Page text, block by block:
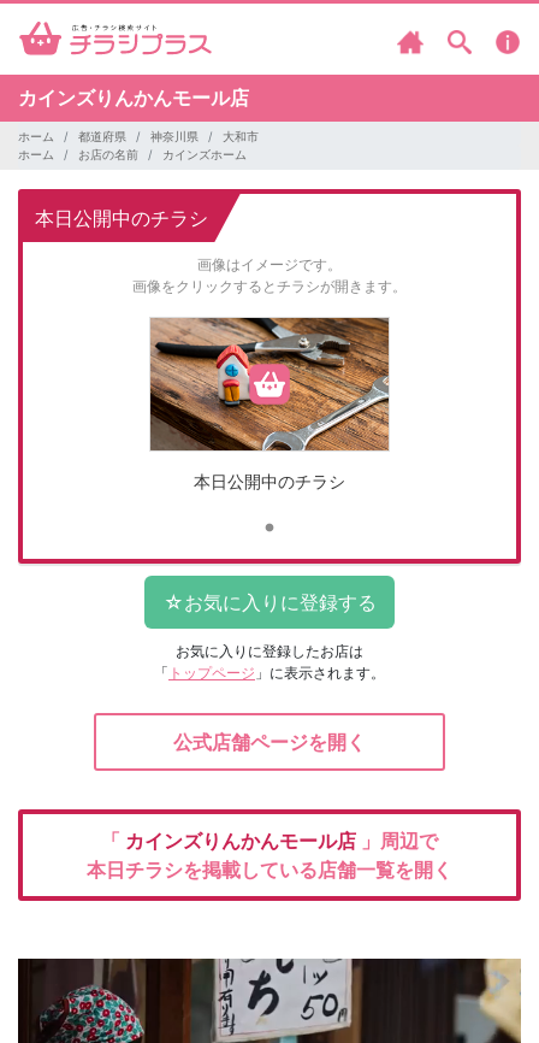
カインズりんかんモール店
ホーム 都道府県 神奈川県
大和市
ホーム
お店の名前 カインズホーム
本日公開中のチラシ
画像はイメージです。
画像をクリックするとチラシが開きます。
本日公開中のチラシ
お気に入りに登録したお店は
「 トップページ 」に表示されます。
公式店舗ページを開く
「 カインズりんかんモール店 」周辺で
本日チラシを掲載している店舗一覧を開く